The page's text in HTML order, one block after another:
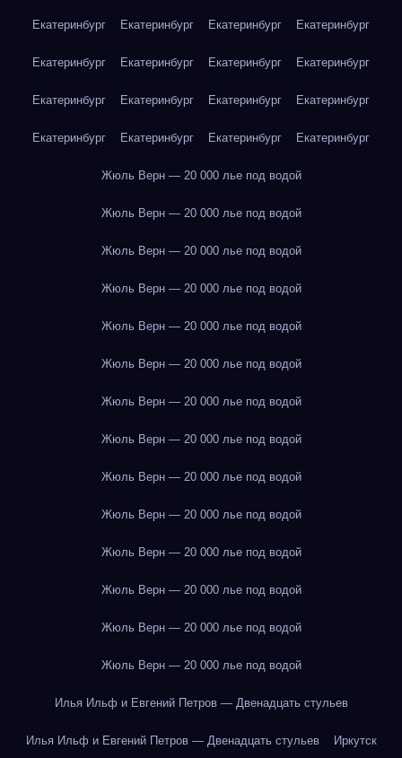
Екатеринбург Екатеринбург Екатеринбург Екатеринбург
Екатеринбург Екатеринбург Екатеринбург Екатеринбург
Екатеринбург Екатеринбург Екатеринбург Екатеринбург
Екатеринбург Екатеринбург Екатеринбург Екатеринбург
Жюль Верн — 20 000 лье под водой
Жюль Верн — 20 000 лье под водой
Жюль Верн — 20 000 лье под водой
Жюль Верн — 20 000 лье под водой
Жюль Верн — 20 000 лье под водой
Жюль Верн — 20 000 лье под водой
Жюль Верн — 20 000 лье под водой
Жюль Верн — 20 000 лье под водой
Жюль Верн — 20 000 лье под водой
Жюль Верн — 20 000 лье под водой
Жюль Верн — 20 000 лье под водой
Жюль Верн — 20 000 лье под водой
Жюль Верн — 20 000 лье под водой
Жюль Верн — 20 000 лье под водой
Илья Ильф и Евгений Петров — Двенадцать стульев
Илья Ильф и Евгений Петров — Двенадцать стульев Иркутск